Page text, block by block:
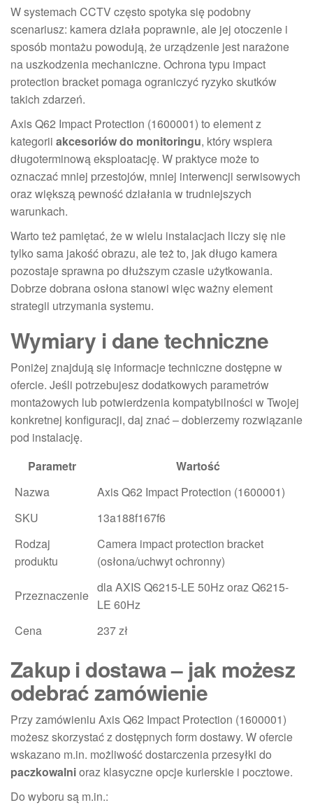
W systemach CCTV często spotyka się podobny
scenariusz: kamera działa poprawnie, ale jej otoczenie i
sposób montażu powodują, że urządzenie jest narażone
na uszkodzenia mechaniczne. Ochrona typu impact
protection bracket pomaga ograniczyć ryzyko skutków
takich zdarzeń.
Axis Q62 Impact Protection (1600001) to element z
kategorii akcesoriów do monitoringu, który wspiera
długoterminową eksploatację. W praktyce może to
oznaczać mniej przestojów, mniej interwencji serwisowych
oraz większą pewność działania w trudniejszych
warunkach.
Warto też pamiętać, że w wielu instalacjach liczy się nie
tylko sama jakość obrazu, ale też to, jak długo kamera
pozostaje sprawna po dłuższym czasie użytkowania.
Dobrze dobrana osłona stanowi więc ważny element
strategii utrzymania systemu.
Wymiary i dane techniczne
Poniżej znajdują się informacje techniczne dostępne w
ofercie. Jeśli potrzebujesz dodatkowych parametrów
montażowych lub potwierdzenia kompatybilności w Twojej
konkretnej konfiguracji, daj znać – dobierzemy rozwiązanie
pod instalację.
Parametr
Wartość
Nazwa
Axis Q62 Impact Protection (1600001)
SKU
13a188f167f6
Rodzaj
produktu
Camera impact protection bracket
(osłona/uchwyt ochronny)
Przeznaczenie
dla AXIS Q6215-LE 50Hz oraz Q6215-
LE 60Hz
Cena
237 zł
Zakup i dostawa – jak możesz
odebrać zamówienie
Przy zamówieniu Axis Q62 Impact Protection (1600001)
możesz skorzystać z dostępnych form dostawy. W ofercie
wskazano m.in. możliwość dostarczenia przesyłki do
paczkowalnioraz klasyczne opcje kurierskie i pocztowe.
Do wyboru są m.in.: